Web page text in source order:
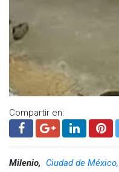
Compartir en:
Milenio, Ciudad de